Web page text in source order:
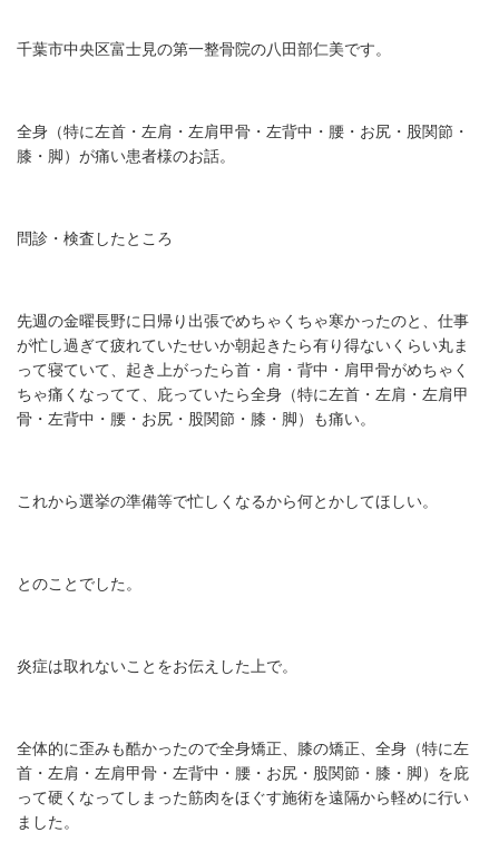
千葉市中央区富士見の第一整骨院の八田部仁美です。
全身（特に左首・左肩・左肩甲骨・左背中・腰・お尻・股関節・
膝・脚）が痛い患者様のお話。
問診・検査したところ
先週の金曜長野に日帰り出張でめちゃくちゃ寒かったのと、仕事
が忙し過ぎて疲れていたせいか朝起きたら有り得ないくらい丸ま
って寝ていて、起き上がったら首・肩・背中・肩甲骨がめちゃく
ちゃ痛くなってて、庇っていたら全身（特に左首・左肩・左肩甲
骨・左背中・腰・お尻・股関節・膝・脚）も痛い。
これから選挙の準備等で忙しくなるから何とかしてほしい。
とのことでした。
炎症は取れないことをお伝えした上で。
全体的に歪みも酷かったので全身矯正、膝の矯正、全身（特に左
首・左肩・左肩甲骨・左背中・腰・お尻・股関節・膝・脚） を庇
って硬くなってしまった筋肉をほぐす施術を遠隔から軽めに行い
ました。